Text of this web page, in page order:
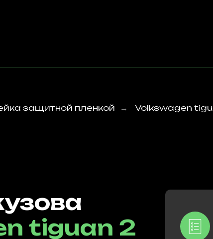
защитной пленкой → Volkswagen
tiguan 2